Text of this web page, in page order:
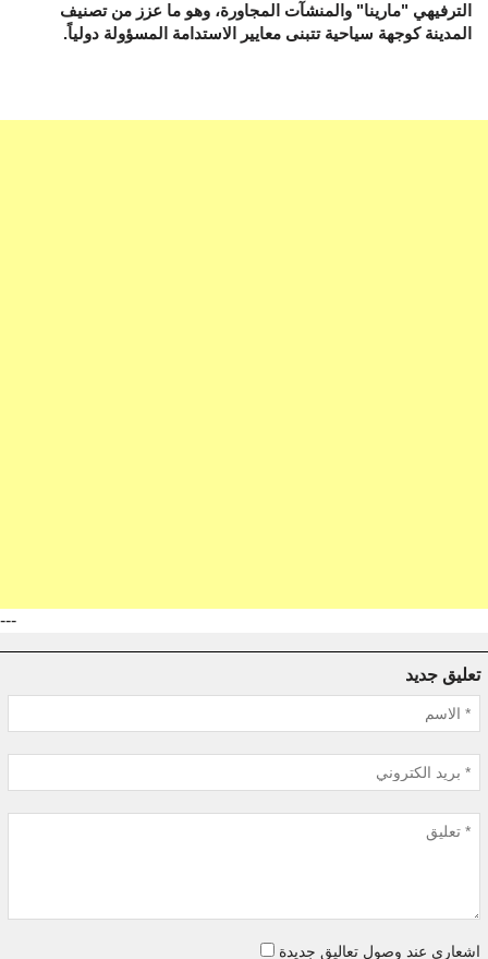
الترفيهي "مارينا" والمنشآت المجاورة، وهو ما عزز من تصنيف
المدينة كوجهة سياحية تتبنى معايير الاستدامة المسؤولة دولياً.
---
تعليق جديد
اشعاري عند وصول تعاليق جديدة